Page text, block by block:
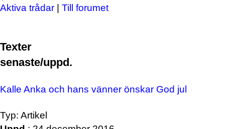
Aktiva trådar | Till forumet
Texter
senaste/uppd.
Kalle Anka och hans vänner önskar God jul
Typ: Artikel